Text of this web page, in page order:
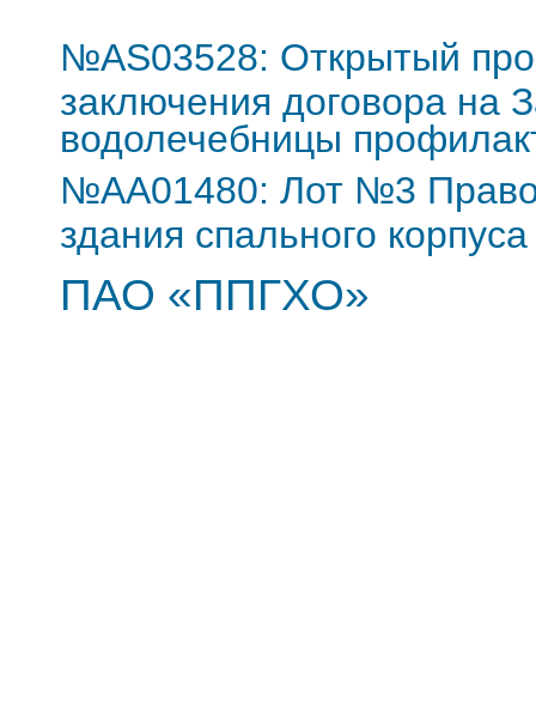
№AS03528: Открытый
заключения договора на
водолечебницы
№AA01480: Лот №3 Право
здания спального
ПАО «ППГХО»